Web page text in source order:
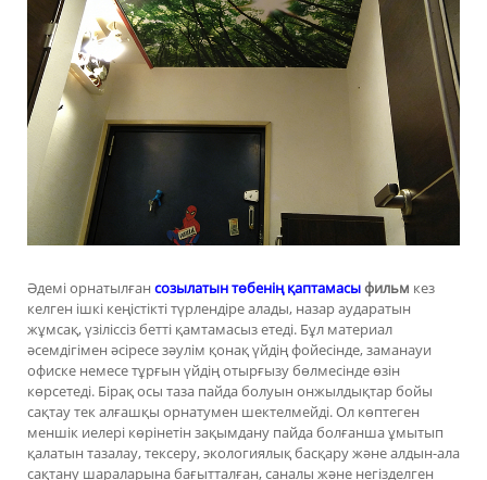
Әдемі орнатылған созылатын төбенің қаптамасыфильм кез
келген ішкі кеңістікті түрлендіре алады, назар аударатын
жұмсақ, үзіліссіз бетті қамтамасыз етеді. Бұл материал
әсемдігімен әсіресе зәулім қонақ үйдің фойесінде, заманауи
офиске немесе тұрғын үйдің отырғызу бөлмесінде өзін
көрсетеді. Бірақ осы таза пайда болуын онжылдықтар бойы
сақтау тек алғашқы орнатумен шектелмейді. Ол көптеген
меншік иелері көрінетін зақымдану пайда болғанша ұмытып
қалатын тазалау, тексеру, экологиялық басқару және алдын-ала
сақтану шараларына бағытталған, саналы және негізделген